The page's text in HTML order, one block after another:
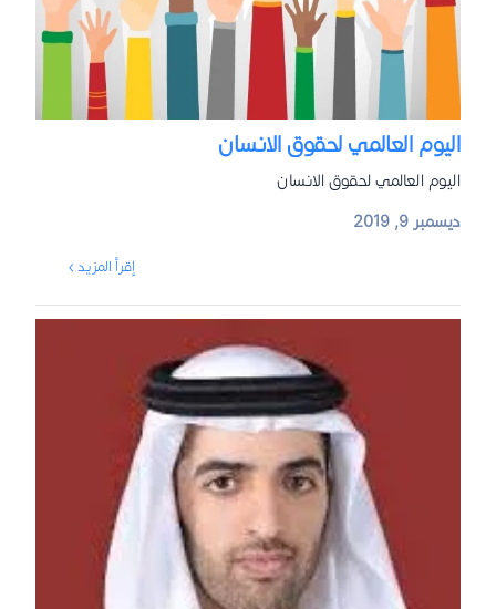
اليوم العالمي لحقوق الانسان
اليوم العالمي لحقوق الانسان
ديسمبر 9, 2019
إقرأ المزيد ›